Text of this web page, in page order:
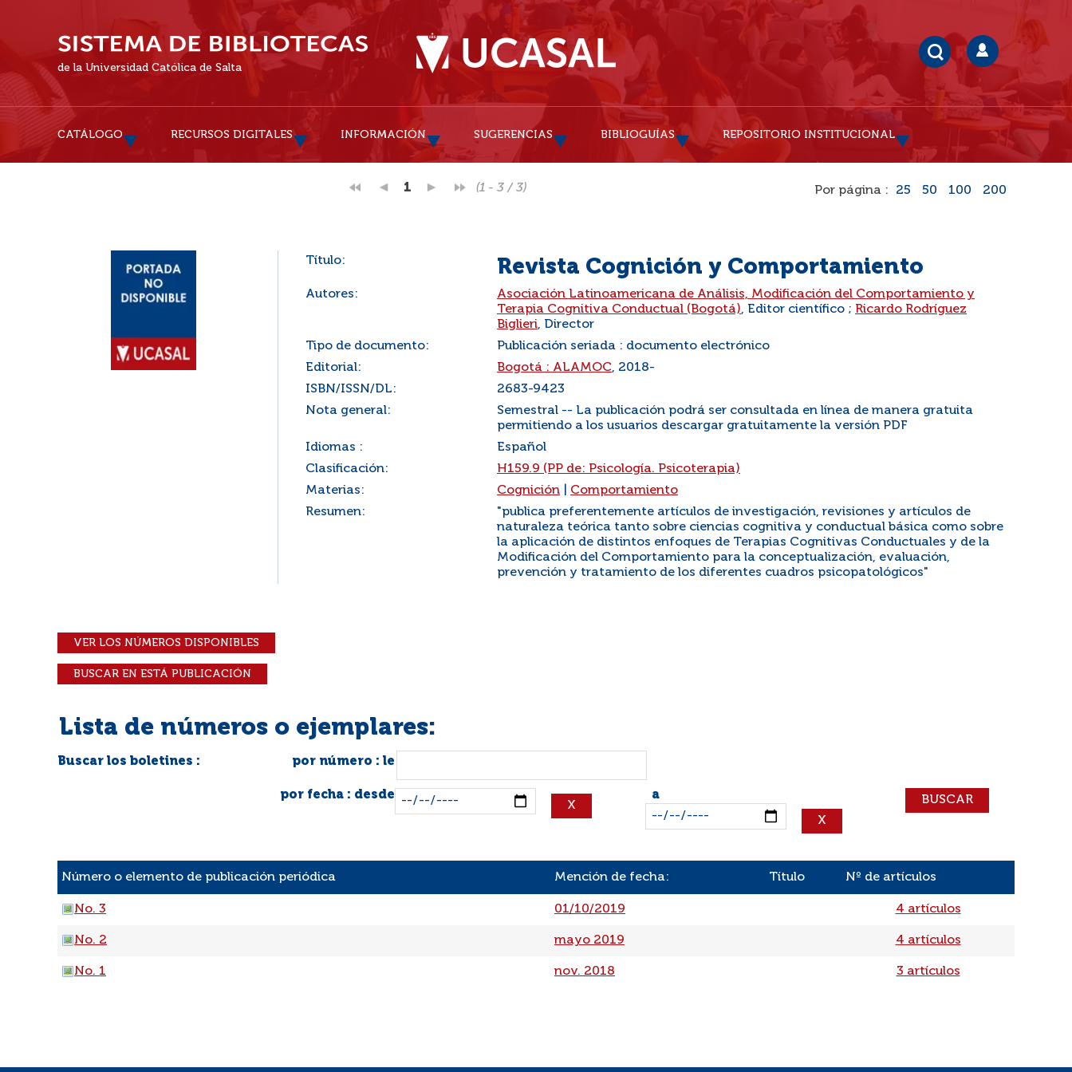
de la Universidad Católica de Salta
CATÁLOGO RECURSOS DIGITALES INFORMACIÓN SUGERENCIAS BIBLIOGUÍAS REPOSITORIO INSTITUCIONAL
1 (1 - 3 / 3) Por página : 25 50 100 200
Título: Revista Cognición y Comportamiento
Autores:
Asociación Latinoamericana de Análisis, Modificación del Comportamiento y
Terapia Cognitiva Conductual (Bogotá), Editor científico ; Ricardo Rodríguez
Biglieri, Director
Tipo de documento:
Publicación seriada : documento electrónico
Editorial:
Bogotá : ALAMOC, 2018-
ISBN/ISSN/DL:
2683-9423
Nota general:
Semestral -- La publicación podrá ser consultada en línea de manera gratuita
permitiendo a los usuarios descargar gratuitamente la versión PDF
Idiomas :
Español
Clasificación:
H159.9 (PP de: Psicología. Psicoterapia)
Materias:
Cognición
Comportamiento
Resumen:
"publica preferentemente artículos de investigación, revisiones y artículos de
naturaleza teórica tanto sobre ciencias cognitiva y conductual básica como sobre
la aplicación de distintos enfoques de Terapias Cognitivas Conductuales y de la
Modificación del Comportamiento para la conceptualización, evaluación,
prevención y tratamiento de los diferentes cuadros psicopatológicos"
VER LOS NÚMEROS DISPONIBLES
BUSCAR EN ESTÁ PUBLICACIÓN
Lista de números o ejemplares:
Buscar los boletines : por número : le
por fecha : desde a
Número o elemento de publicación periódica Mención de fecha: Título Nº de artículos
No. 3 01/10/2019 4 artículos
No. 2 mayo 2019 4 artículos
No. 1 nov. 2018 3 artículos